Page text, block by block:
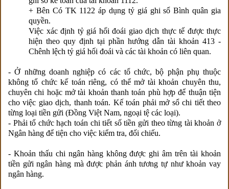
+ Bên Có TK 1122 áp dụng tỷ giá ghi sổ Bình quân gia
quyền.
Việc xác định tỷ giá hối đoái giao dịch thực tế được thực
hiện theo quy định tại phần hướng dẫn tài khoản 413 -
Chênh lệch tỷ giá hối đoái và các tài khoản có liên quan.
- Ở những doanh nghiệp có các tổ chức, bộ phận phụ thuộc
không tổ chức kế toán riêng, có thể mở tài khoản chuyên thu,
chuyên chi hoặc mở tài khoản thanh toán phù hợp để thuận tiện
cho việc giao dịch, thanh toán. Kế toán phải mở sổ chi tiết theo
từng loại tiền gửi (Đồng Việt Nam, ngoại tệ các loại).
- Phải tổ chức hạch toán chi tiết số tiền gửi theo từng tài khoản ở
Ngân hàng để tiện cho việc kiểm tra, đối chiếu.
- Khoản thấu chi ngân hàng không được ghi âm trên tài khoản
tiền gửi ngân hàng mà được phản ánh tương tự như khoản vay
ngân hàng.